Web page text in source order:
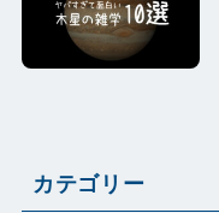
カテゴリー